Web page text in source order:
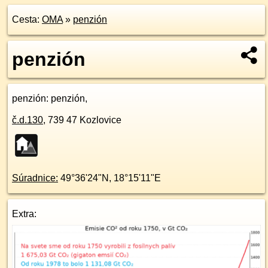
Cesta: OMA» penzión
penzión
penzión: penzión,
č.d.130, 739 47 Kozlovice
Súradnice: 49°36'24"N , 18°15'11"E
Extra: